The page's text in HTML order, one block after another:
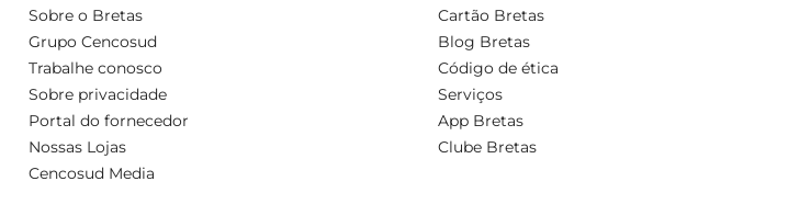
Sobre o Bretas
Grupo Cencosud
Trabalhe conosco
Sobre privacidade
Portal do fornecedor
Nossas Lojas
Cencosud Media
Cartão Bretas
Blog Bretas
Código de ética
Serviços
App Bretas
Clube Bretas